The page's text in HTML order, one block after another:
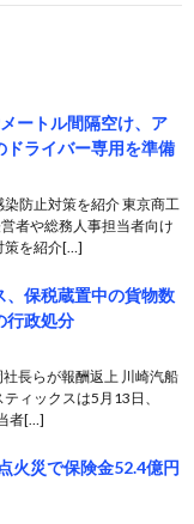
ートル間隔空け、ア
ドライバー専用を準備
防止対策を紹介 東京商工
者や総務人事担当者向け
策を紹介[…]
、保税蔵置中の貨物数
行政処分
長らが報酬返上 川崎汽船
ィックスは5月13日、
者[…]
火災で保険金52.4億円